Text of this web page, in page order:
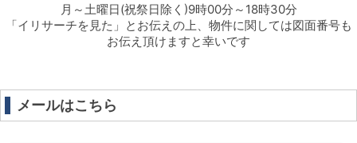
月～土曜日(祝祭日除く)9時00分～18時30分
「イリサーチを見た」とお伝えの上、物件に関しては図面番号も
お伝え頂けますと幸いです
メールはこちら